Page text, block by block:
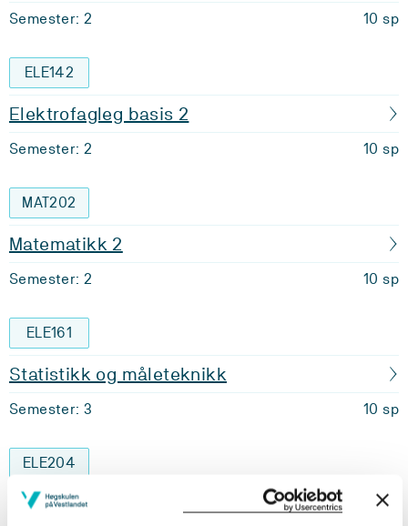
Semester: 2 10 sp
ELE142
Elektrofagleg basis 2
Semester: 2 10 sp
MAT202
Matematikk 2
Semester: 2 10 sp
ELE161
Statistikk og måleteknikk
Semester: 3 10 sp
ELE204
Reguleringsteknikk 1